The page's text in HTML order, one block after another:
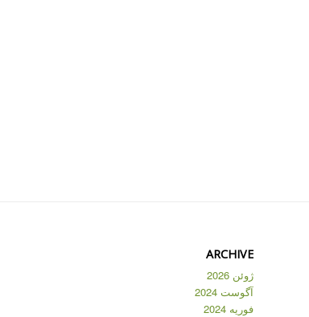
ARCHIVE
ژوئن 2026
آگوست 2024
فوریه 2024